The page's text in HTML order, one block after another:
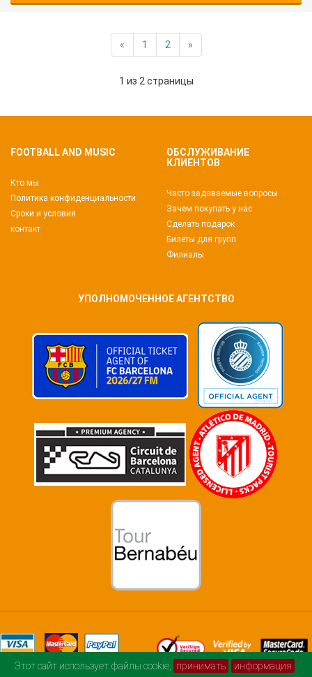
Этот сайт использует файлы cookie, принимать информация
« 1 2 »
1 из 2 страницы
FOOTBALL AND MUSIC
Кто мы
Политика конфиденциальности
Сроки и условия
контакт
ОБСЛУЖИВАНИЕ
КЛИЕНТОВ
Часто задаваемые вопросы
Зачем покупать у нас
Сделать подарок
Билеты для групп
Филиалы
УПОЛНОМОЧЕННОЕ АГЕНТСТВО
© football-and-music.com 2026